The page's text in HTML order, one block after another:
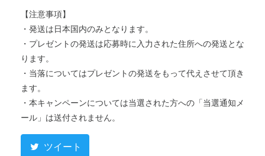
【注意事項】
・発送は日本国内のみとなります。
・プレゼントの発送は応募時に入力された住所への発送とな
ります。
・当落についてはプレゼントの発送をもって代えさせて頂き
ます。
・本キャンペーンについては当選された方への「当選通知メ
ール」は送付されません。
ツイート